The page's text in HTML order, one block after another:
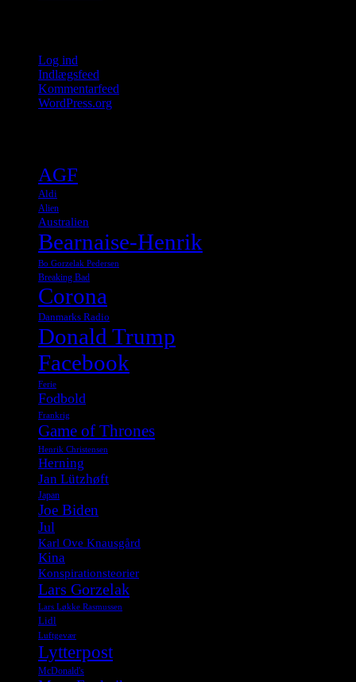
Log ind
Indlægsfeed
Kommentarfeed
WordPress.org
AGF
Aldi
Alien
Australien
Bearnaise-Henrik
Bo Gorzelak Pedersen
Breaking Bad
Corona
Danmarks Radio
Donald Trump
Facebook
Ferie
Fodbold
Frankrig
Game of Thrones
Henrik Christensen
Herning
Jan Lützhøft
Japan
Joe Biden
Jul
Karl Ove Knausgård
Kina
Konspirationsteorier
Lars Gorzelak
Lars Løkke Rasmussen
Lidl
Luftgevær
Lytterpost
McDonald's